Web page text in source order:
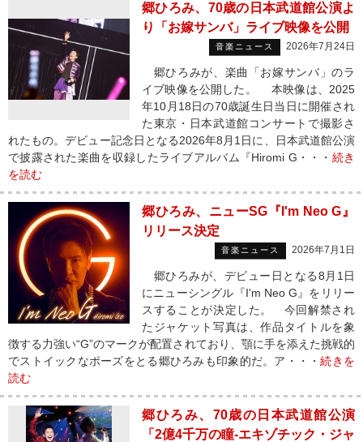
郷ひろみ、70歳の日本武道館公演よ
り「お嫁サンバ」ライブ映像を公開
音楽ニュース 2026年7月24日
郷ひろみが、楽曲「お嫁サンバ」のラ
イブ映像を公開した。 本映像は、2025
年10月18日の70歳誕生日当日に開催され
た東京・日本武道館コンサートで撮影さ
れたもの。デビュー記念日となる2026年8月1日に、日本武道館公演
で披露された楽曲を収録したライブアルバム『Hiromi G・・・ 続き
を読む
郷ひろみ、ニューSG『I'm Neo G』
リリース決定
音楽ニュース 2026年7月1日
郷ひろみが、デビュー日となる8月1日
にニューシングル『I'm Neo G』をリリー
スすることが決定した。 今回解禁され
たジャケット写真は、作品タイトルを象
徴する力強い“G”のマークが配置されており、顎に手を添えた挑戦的
でストイックなポーズをとる郷ひろみも印象的だ。ア・・・続きを
読む
郷ひろみ、70歳の日本武道館公演
「2億4千万の瞳-エキゾチック・ジャ